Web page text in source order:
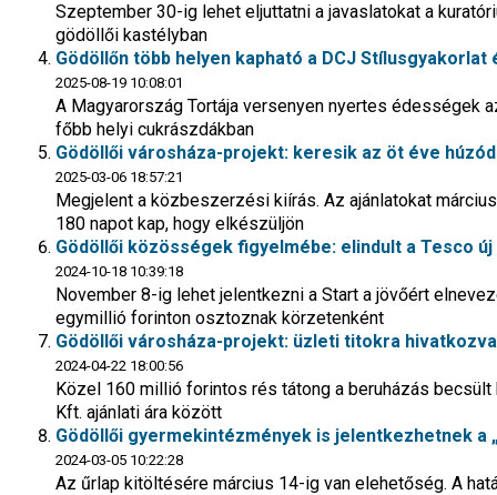
Szeptember 30-ig lehet eljuttatni a javaslatokat a
gödöllői kastélyban
Gödöllőn több helyen kapható a DCJ Stílusgyakorlat
2025-08-19 10:08:01
A Magyarország Tortája versenyen nyertes édességek
főbb helyi cukrászdákban
Gödöllői városháza-projekt: keresik az öt éve
2025-03-06 18:57:21
Megjelent a közbeszerzési kiírás. Az ajánlatokat
180 napot kap, hogy elkészüljön
Gödöllői közösségek figyelmébe: elindult a Tesco
2024-10-18 10:39:18
November 8-ig lehet jelentkezni a Start a jövőért
egymillió forinton osztoznak körzetenként
Gödöllői városháza-projekt: üzleti titokra
2024-04-22 18:00:56
Közel 160 millió forintos rés tátong a beruházás
Kft. ajánlati ára között
Gödöllői gyermekintézmények is jelentkezhetnek a
2024-03-05 10:22:28
Az űrlap kitöltésére március 14-ig van elehetőség. A